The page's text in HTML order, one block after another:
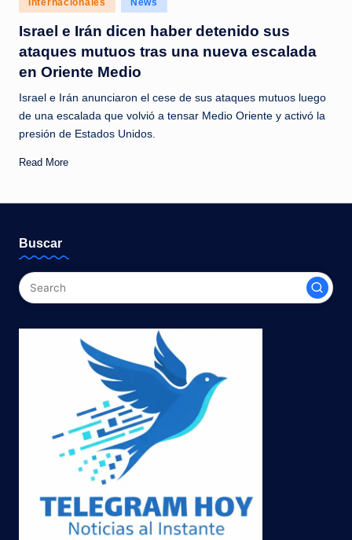
c
i
a
a
l
i
t
a
n
in
Internacionales News
Israel e Irán dicen haber detenido sus
ataques mutuos tras una nueva escalada
en Oriente Medio
Israel e Irán anunciaron el cese de sus ataques mutuos luego
de una escalada que volvió a tensar Medio Oriente y activó la
presión de Estados Unidos.
Read More
Buscar